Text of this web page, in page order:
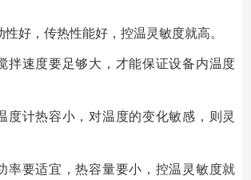
性好，传热性能好，控温灵敏度就高。
拌速度要足够大，才能保证设备内温度
度计热容小，对温度的变化敏感，则灵
率要适宜，热容量要小，控温灵敏度就